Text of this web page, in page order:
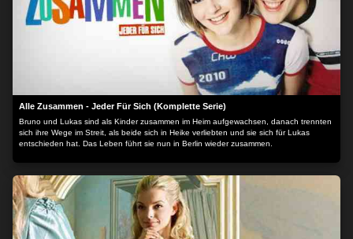
Alle Zusammen - Jeder Für Sich (Komplette Serie)
Bruno und Lukas sind als Kinder zusammen im Heim aufgewachsen, danach trennten
sich ihre Wege im Streit, als beide sich in Heike verliebten und sie sich für Lukas
entschieden hat. Das Leben führt sie nun in Berlin wieder zusammen.